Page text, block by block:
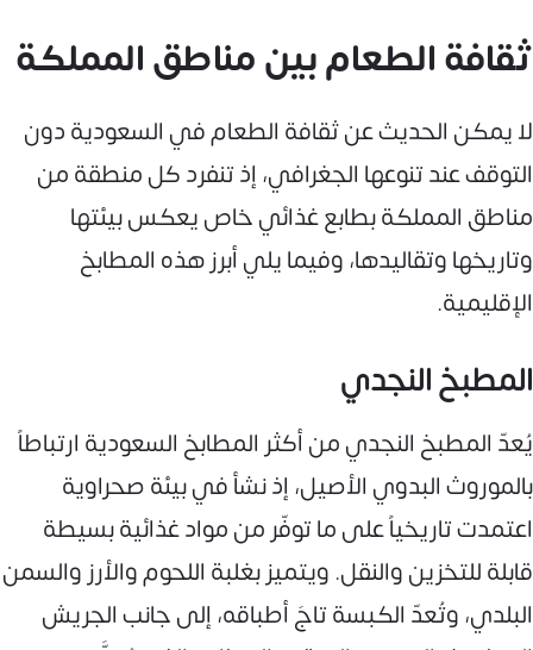
ثقافة الطعام بين مناطق المملكة
لا يمكن الحديث عن ثقافة الطعام في السعودية دون
التوقف عند تنوعها الجغرافي، إذ تنفرد كل منطقة من
مناطق المملكة بطابع غذائي خاص يعكس بيئتها
وتاريخها وتقاليدها، وفيما يلي أبرز هذه المطابخ
الإقليمية.
المطبخ النجدي
يُعدّ المطبخ النجدي من أكثر المطابخ السعودية ارتباطاً
بالموروث البدوي الأصيل، إذ نشأ في بيئة صحراوية
اعتمدت تاريخياً على ما توفّر من مواد غذائية بسيطة
قابلة للتخزين والنقل. ويتميز بغلبة اللحوم والأرز والسمن
البلدي، وتُعدّ الكبسة تاجَ أطباقه، إلى جانب الجريش